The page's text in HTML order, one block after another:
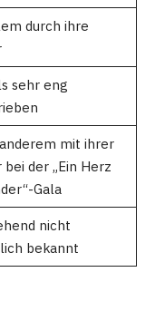
durch ihre
sehr eng
mit ihrer
der „Ein Herz
Gala
nicht
bekannt